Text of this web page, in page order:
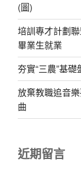
(圖)
培訓專才計劃
畢業生就業
夯實“三農”基
放棄教職追音
曲
近期留言